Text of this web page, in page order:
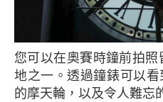
您可以在奧賽時鐘前拍照留念，這是著名的ins打卡
地之一。透過鐘錶可以
的摩天輪，以及令人難忘